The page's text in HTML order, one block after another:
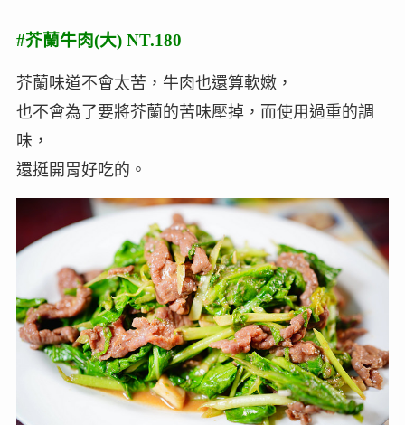
#芥蘭牛肉(大) NT.180
芥蘭味道不會太苦，牛肉也還算軟嫩，
也不會為了要將芥蘭的苦味壓掉，而使用過重的調
味，
還挺開胃好吃的。